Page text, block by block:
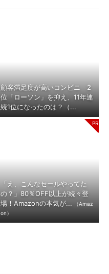
顧客満足度が高いコンビニ 2
位「ローソン」を抑え、11年連
続1位になったのは？（...
「え、こんなセールやってた
の？」80％OFF以上が続々登
場！Amazonの本気が...
（Amaz
on）